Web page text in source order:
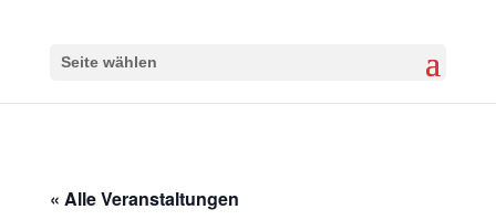
Seite wählen
« Alle Veranstaltungen